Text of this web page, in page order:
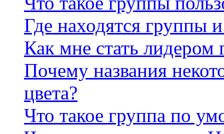
Где находятся группы
Как мне стать лидером
Почему названия
цвета?
Что такое группа по